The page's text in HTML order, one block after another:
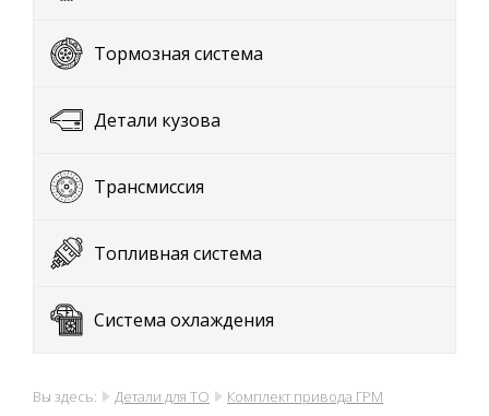
Тормозная система
Детали кузова
Трансмиссия
Топливная система
Система охлаждения
Вы здесь: Детали для ТО Комплект привода ГРМ